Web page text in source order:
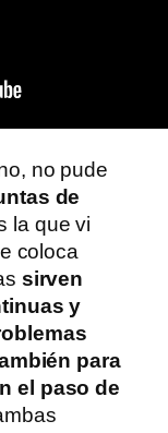
no pude
de
la que vi
coloca
sirven
y
para
el paso de